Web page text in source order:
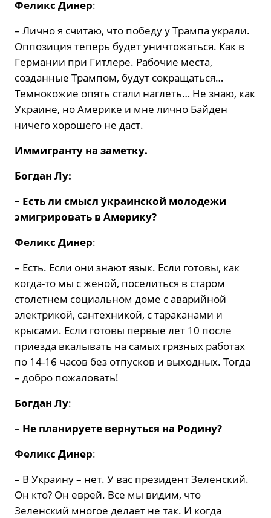
Феликс Динер:
– Лично я считаю, что победу у Трампа украли.
Оппозиция теперь будет уничтожаться. Как в
Германии при Гитлере. Рабочие места,
созданные Трампом, будут сокращаться…
Темнокожие опять стали наглеть… Не знаю, как
Украине, но Америке и мне лично Байден
ничего хорошего не даст.
Иммигранту на заметку.
Богдан Лу:
– Есть ли смысл украинской молодежи
эмигрировать в Америку?
Феликс Динер:
– Есть. Если они знают язык. Если готовы, как
когда-то мы с женой, поселиться в старом
столетнем социальном доме с аварийной
электрикой, сантехникой, с тараканами и
крысами. Если готовы первые лет 10 после
приезда вкалывать на самых грязных работах
по 14-16 часов без отпусков и выходных. Тогда
– добро пожаловать!
Богдан Лу:
– Не планируете вернуться на Родину?
Феликс Динер:
– В Украину – нет. У вас президент Зеленский.
Он кто? Он еврей. Все мы видим, что
Зеленский многое делает не так. И когда